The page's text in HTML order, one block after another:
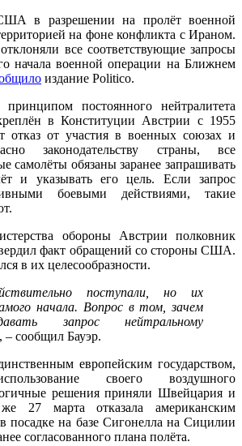
в разрешении на пролёт военной
на фоне конфликта с Ираном.
все соответствующие запросы
начала военной операции на Ближнем
издание Politico.
постоянного нейтралитета
в Конституции Австрии с 1955
отказ от участия в военных союзах и
законодательству страны, все
самолёты обязаны заранее запрашивать
и указывать его цель. Если запрос
боевыми действиями, такие
обороны Австрии полковник
факт обращений со стороны США.
в их целесообразности.
поступали, но их
начала. Вопрос в том, зачем
запрос нейтральному
– сообщил Бауэр.
европейским государством,
своего воздушного
решения приняли Швейцария и
27 марта отказала американским
посадке на базе Сигонелла на Сицилии
согласованного плана полёта.